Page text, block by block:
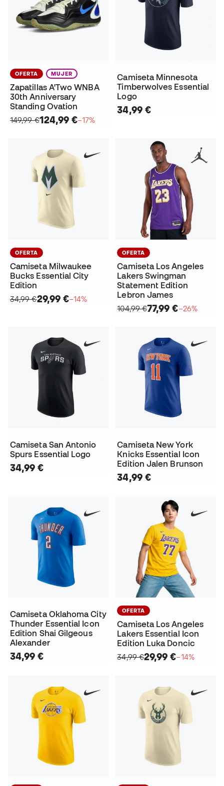
OFERTA MUJER
Zapatillas A'Two WNBA
30th Anniversary
Standing Ovation
149,99 €124,99 €−17%
Camiseta Minnesota
Timberwolves Essential
Logo
34,99 €
OFERTA
Camiseta Milwaukee
Bucks Essential City
Edition
34,99 €29,99 €−14%
OFERTA
Camiseta Los Angeles
Lakers Swingman
Statement Edition
Lebron James
104,99 €77,99 €−26%
Camiseta San Antonio
Spurs Essential Logo
34,99 €
Camiseta New York
Knicks Essential Icon
Edition Jalen Brunson
34,99 €
Camiseta Oklahoma City
Thunder Essential Icon
Edition Shai Gilgeous
Alexander
34,99 €
OFERTA
Camiseta Los Angeles
Lakers Essential Icon
Edition Luka Doncic
34,99 €29,99 €−14%